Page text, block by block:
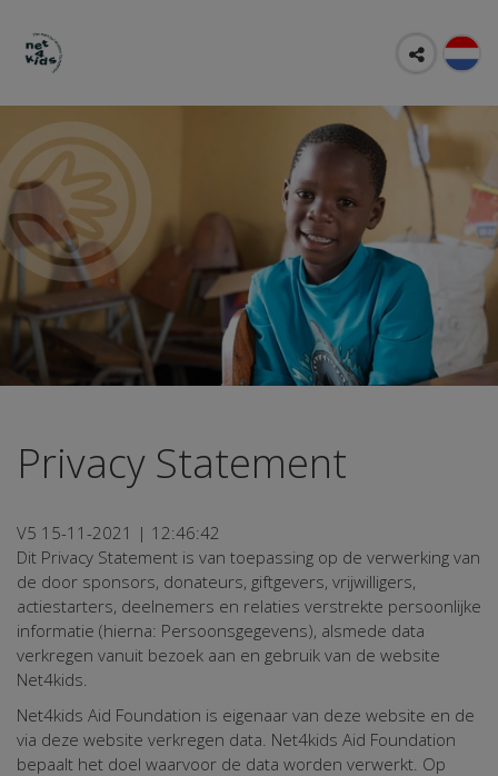
Privacy Statement
V5 15-11-2021 | 12:46:42
Dit Privacy Statement is van toepassing op de verwerking van
de door sponsors, donateurs, giftgevers, vrijwilligers,
actiestarters, deelnemers en relaties verstrekte persoonlijke
informatie (hierna: Persoonsgegevens), alsmede data
verkregen vanuit bezoek aan en gebruik van de website
Net4kids.
Net4kids Aid Foundation is eigenaar van deze website en de
via deze website verkregen data. Net4kids Aid Foundation
bepaalt het doel waarvoor de data worden verwerkt. Op